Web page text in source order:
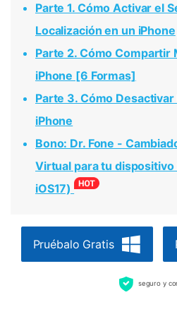
Parte 1. Cómo Activar el
Localización en un iPhone
Parte 2. Cómo Compartir
iPhone [6 Formas]
Parte 3. Cómo
iPhone
Bono: Dr. Fone -
Virtual para tu
iOS17)
Pruébalo Gratis
seguro y